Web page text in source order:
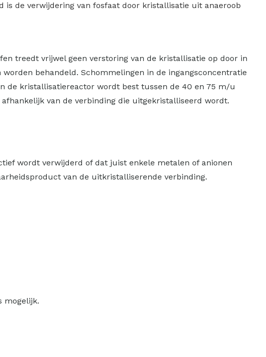
de verwijdering van fosfaat door kristallisatie uit anaeroob
treedt vrijwel geen verstoring van de kristallisatie op door in
behandeld. Schommelingen in de ingangsconcentratie
de kristallisatiereactor wordt best tussen de 40 en 75 m/u
van de verbinding die uitgekristalliseerd wordt.
wordt verwijderd of dat juist enkele metalen of anionen
van de uitkristalliserende verbinding.
mogelijk.